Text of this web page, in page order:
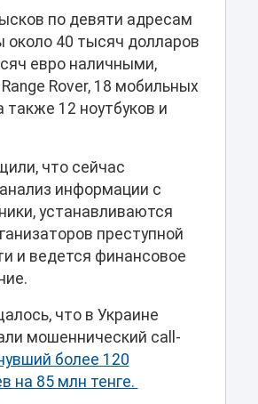
по девяти адресам
около 40 тысяч долларов
евро наличными,
Rover, 18 мобильных
также 12 ноутбуков и
что сейчас
информации с
устанавливаются
преступной
и ведется финансовое
что в Украине
мошеннический call-
более 120
на 85 млн тенге.